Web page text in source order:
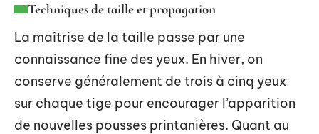
Techniques de taille et propagation
La maîtrise de la taille passe par une
connaissance fine des yeux. En hiver, on
conserve généralement de trois à cinq yeux
sur chaque tige pour encourager l’apparition
de nouvelles pousses printanières. Quant au